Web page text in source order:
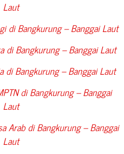
Laut
diBangkurung – Banggai Laut
diBangkurung – Banggai Laut
diBangkurung – Banggai Laut
diBangkurung – Banggai
Laut
Arab diBangkurung – Banggai
Laut